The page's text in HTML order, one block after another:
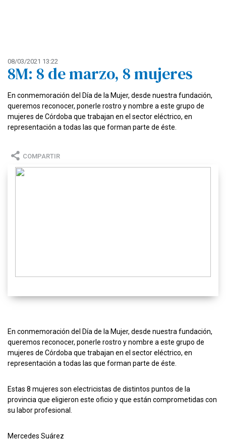
08/03/2021 13:22
8M: 8 de marzo, 8 mujeres
En conmemoración del Día de la Mujer, desde nuestra fundación,
queremos reconocer, ponerle rostro y nombre a este grupo de
mujeres de Córdoba que trabajan en el sector eléctrico, en
representación a todas las que forman parte de éste.
COMPARTIR
En conmemoración del Día de la Mujer, desde nuestra fundación,
queremos reconocer, ponerle rostro y nombre a este grupo de
mujeres de Córdoba que trabajan en el sector eléctrico, en
representación a todas las que forman parte de éste.
Estas 8 mujeres son electricistas de distintos puntos de la
provincia que eligieron este oficio y que están comprometidas con
su labor profesional.
Mercedes Suárez